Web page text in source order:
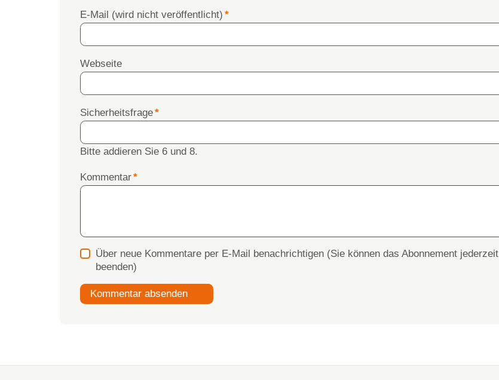
Pflichtfeld
E-Mail (wird nicht veröffentlicht) *
Webseite
Pflichtfeld
Sicherheitsfrage*
Bitte addieren Sie 6 und 8.
Pflichtfeld
Kommentar*
Über neue Kommentare per E-Mail benachrichtigen (Sie können das Abonnement jederzeit
beenden)
Kommentar absenden